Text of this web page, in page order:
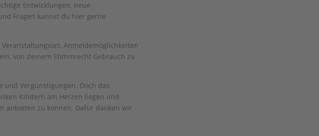
Entwicklungen, neue
Fragen kannst du hier gerne
Anmeldemöglichkeiten
von deinem Stimmrecht Gebrauch zu
und Vergünstigungen. Doch das
Kindern am Herzen liegen und
anbieten zu können. Dafür danken wir